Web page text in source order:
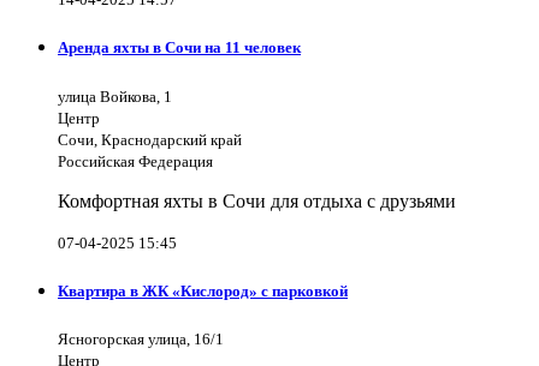
Аренда яхты в Сочи на 11 человек
улица Войкова, 1
Центр
Сочи, Краснодарский край
Российская Федерация
Комфортная яхты в Сочи для отдыха с друзьями
07-04-2025 15:45
Квартира в ЖК «Кислород» с парковкой
Ясногорская улица, 16/1
Центр